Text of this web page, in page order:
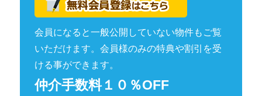
会員になると一般公開していない物件もご覧
いただけます。会員様のみの特典や割引を受
ける事ができます。
仲介手数料１０％OFF